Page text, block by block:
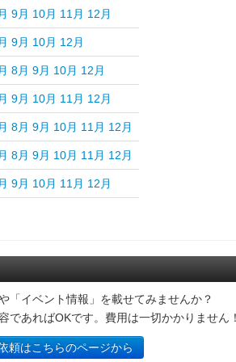
9月 10月 11月 12月
9月 10月 12月
8月 9月 10月 12月
9月 10月 11月 12月
8月 9月 10月 11月 12月
8月 9月 10月 11月 12月
9月 10月 11月 12月
「イベント情報」を載せてみませんか？
であればOKです。費用は一切かかりません
頼はこちらのページから